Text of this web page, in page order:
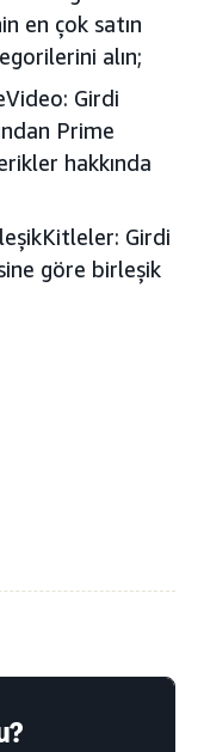
en çok satın
alın;
Girdi
Prime
hakkında
Girdi
göre birleşik